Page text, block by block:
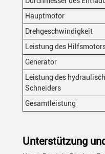
Hauptmotor
Drehgeschwindigkeit
Leistung des
Generator
Leistung des
Schneiders
Gesamtleistung
Unterstützung